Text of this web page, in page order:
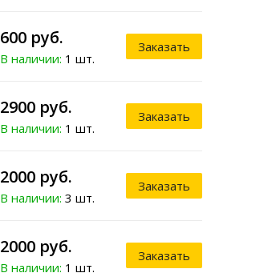
600 руб.
В наличии: 1 шт.
Заказать
2900 руб.
В наличии: 1 шт.
Заказать
2000 руб.
В наличии: 3 шт.
Заказать
2000 руб.
В наличии: 1 шт.
Заказать